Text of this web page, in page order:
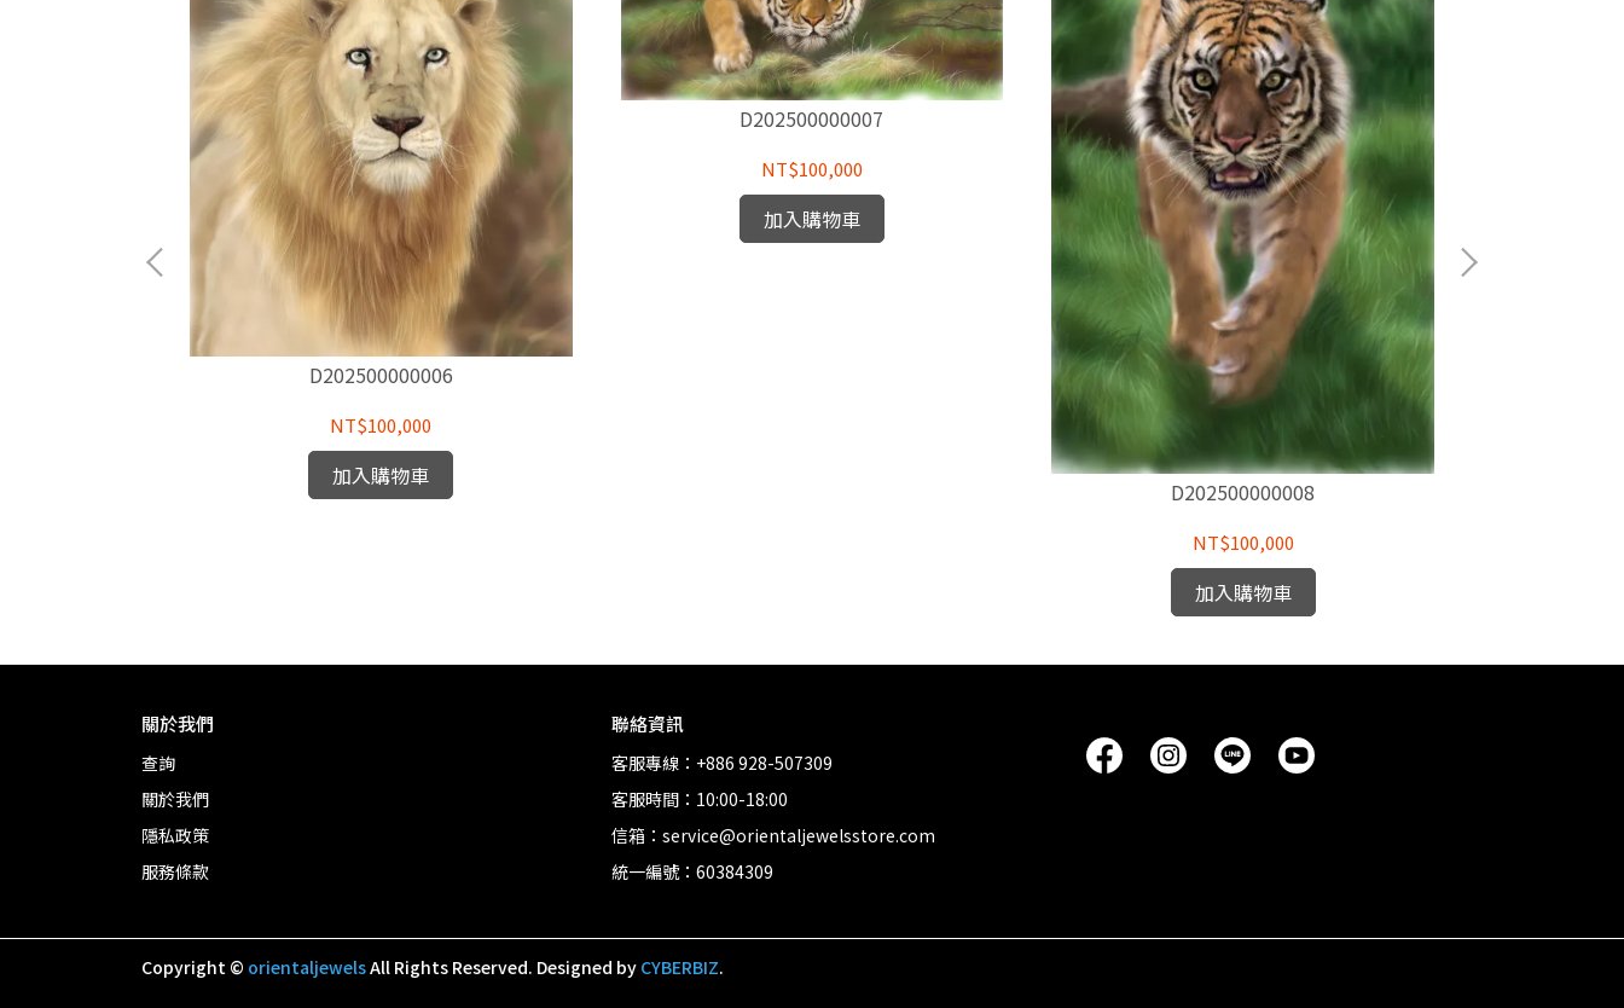
D202500000006
NT$100,000
加入購物車
D202500000007
NT$100,000
加入購物車
D202500000008
NT$100,000
加入購物車
關於我們
查詢
關於我們
隱私政策
服務條款
聯絡資訊
客服專線：+886 928-507309
客服時間：10:00-18:00
信箱：service@orientaljewelsstore.com
統一編號：60384309
Copyright © orientaljewelsAll Rights Reserved. Designed by CYBERBIZ.